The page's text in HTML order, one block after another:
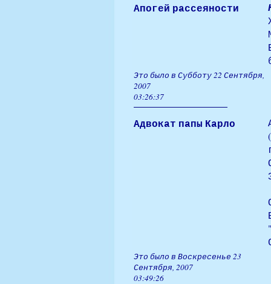
Апогей рассеяности
Это было в Субботу 22 Сентября,
2007
03:26:37
Адвокат папы Карло
Это было в Воскресенье 23
Сентября, 2007
03:49:26